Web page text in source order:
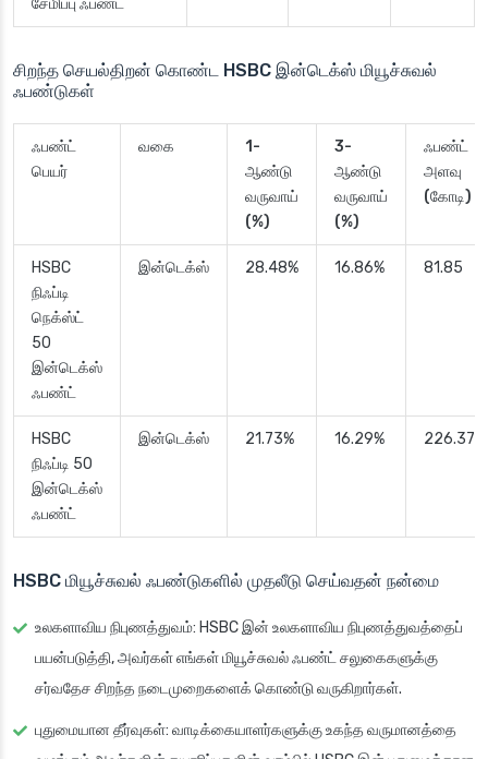
சேமிப்பு ஃபண்ட்
சிறந்த செயல்திறன் கொண்ட HSBC இன்டெக்ஸ் மியூச்சுவல்
ஃபண்டுகள்
ஃபண்ட்
பெயர்
வகை
1-
ஆண்டு
வருவாய்
(%)
3-
ஆண்டு
வருவாய்
(%)
ஃபண்ட்
அளவு
(கோடி)
HSBC
நிஃப்டி
நெக்ஸ்ட்
50
இன்டெக்ஸ்
ஃபண்ட்
இன்டெக்ஸ் 28.48% 16.86% 81.85
HSBC
நிஃப்டி 50
இன்டெக்ஸ்
ஃபண்ட்
இன்டெக்ஸ் 21.73% 16.29% 226.37
HSBC மியூச்சுவல் ஃபண்டுகளில் முதலீடு செய்வதன் நன்மை
உலகளாவிய நிபுணத்துவம்: HSBC இன் உலகளாவிய நிபுணத்துவத்தைப்
பயன்படுத்தி, அவர்கள் எங்கள் மியூச்சுவல் ஃபண்ட் சலுகைகளுக்கு
சர்வதேச சிறந்த நடைமுறைகளைக் கொண்டு வருகிறார்கள்.
புதுமையான தீர்வுகள்: வாடிக்கையாளர்களுக்கு உகந்த வருமானத்தை